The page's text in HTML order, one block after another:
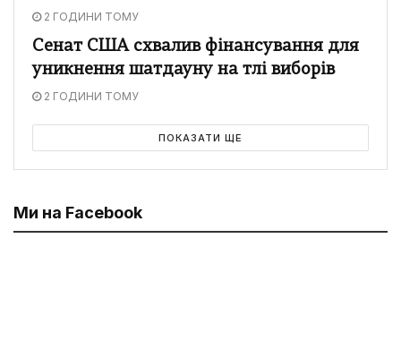
2 ГОДИНИ ТОМУ
Сенат США схвалив фінансування для
уникнення шатдауну на тлі виборів
2 ГОДИНИ ТОМУ
ПОКАЗАТИ ЩЕ
Ми на Facebook